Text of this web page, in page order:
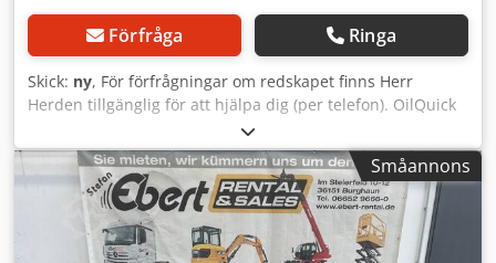
Förfråga Ringa
Skick: ny, För förfrågningar om redskapet finns Herr
Herden tillgänglig för att hjälpa dig (per telefon). OilQuick
OQ70-55 Adapterplatta / Skruvadapter / NY / i lager &
omedelbart tillgänglig Pris: 4.190,00 € exkl. moms /
4.986,10 € inkl. moms Ritning av hålmönstret finns bland
bilderna. - 2x anslutning 1/2" - 2x polanslutning 3/4" - 2x
anslutning 1" - Även med anslutning för läckoljeledning i
lager! Tillägg: 440,00 € exkl. moms - Grävmaskinsklass: 18
Småannons